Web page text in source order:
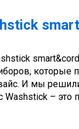
которые
И мы
– это